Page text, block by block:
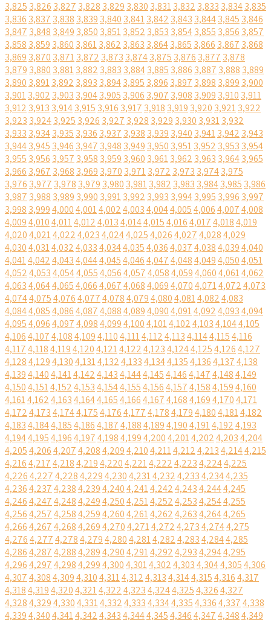
3,825 3,826 3,827 3,828 3,829 3,830 3,8313,832 3,833 3,8343,835
3,836 3,837 3,838 3,839 3,840 3,8413,842 3,843 3,8443,845 3,846
3,847 3,848 3,849 3,850 3,8513,852 3,853 3,8543,855 3,856 3,857
3,858 3,859 3,860 3,8613,862 3,863 3,8643,865 3,866 3,867 3,868
3,869 3,870 3,8713,872 3,873 3,8743,875 3,876 3,877 3,878
3,879 3,880 3,8813,882 3,883 3,8843,885 3,886 3,887 3,888 3,889
3,890 3,8913,892 3,893 3,8943,895 3,896 3,897 3,898 3,899 3,900
3,9013,902 3,903 3,9043,905 3,906 3,907 3,908 3,909 3,910 3,911
3,912 3,913 3,9143,915 3,916 3,917 3,918 3,919 3,920 3,9213,922
3,923 3,9243,925 3,926 3,927 3,928 3,929 3,930 3,9313,932
3,933 3,9343,935 3,936 3,937 3,938 3,939 3,940 3,9413,942 3,943
3,9443,945 3,946 3,947 3,948 3,949 3,950 3,9513,952 3,953 3,954
3,955 3,956 3,957 3,958 3,959 3,960 3,9613,962 3,963 3,9643,965
3,966 3,967 3,968 3,969 3,970 3,9713,972 3,973 3,9743,975
3,976 3,977 3,978 3,979 3,980 3,9813,982 3,983 3,9843,985 3,986
3,987 3,988 3,989 3,990 3,9913,992 3,993 3,9943,995 3,996 3,997
3,998 3,9994,0004,0014,0024,0034,0044,0054,0064,0074,008
4,0094,0104,0114,0124,0134,0144,0154,0164,0174,0184,019
4,0204,0214,0224,0234,0244,0254,0264,0274,0284,029
4,0304,0314,0324,0334,0344,0354,0364,0374,0384,0394,040
4,0414,0424,0434,0444,0454,0464,0474,0484,0494,0504,051
4,0524,0534,0544,0554,0564,0574,0584,0594,0604,0614,062
4,0634,0644,0654,0664,0674,0684,0694,0704,0714,0724,073
4,0744,0754,0764,0774,0784,0794,0804,0814,0824,083
4,0844,0854,0864,0874,0884,0894,0904,0914,0924,0934,094
4,0954,0964,0974,0984,0994,1004,1014,1024,1034,1044,105
4,1064,1074,1084,1094,1104,1114,1124,1134,1144,1154,116
4,1174,1184,1194,1204,1214,1224,1234,1244,1254,1264,127
4,1284,1294,1304,1314,1324,1334,1344,1354,1364,1374,138
4,1394,1404,1414,1424,1434,1444,1454,1464,1474,1484,149
4,1504,1514,1524,1534,1544,1554,1564,1574,1584,1594,160
4,1614,1624,1634,1644,1654,1664,1674,1684,1694,1704,171
4,1724,1734,1744,1754,1764,1774,1784,1794,1804,1814,182
4,1834,1844,1854,1864,1874,1884,1894,1904,1914,1924,193
4,1944,1954,1964,1974,1984,1994,2004,2014,2024,2034,204
4,2054,2064,2074,2084,2094,2104,2114,2124,2134,2144,215
4,2164,2174,2184,2194,2204,2214,2224,2234,2244,225
4,2264,2274,2284,2294,2304,2314,2324,2334,2344,235
4,2364,2374,2384,2394,2404,2414,2424,2434,2444,245
4,2464,2474,2484,2494,2504,2514,2524,2534,2544,255
4,2564,2574,2584,2594,2604,2614,2624,2634,2644,265
4,2664,2674,2684,2694,2704,2714,2724,2734,2744,275
4,2764,2774,2784,2794,2804,2814,2824,2834,2844,285
4,2864,2874,2884,2894,2904,2914,2924,2934,2944,295
4,2964,2974,2984,2994,3004,3014,3024,3034,3044,3054,306
4,3074,3084,3094,3104,3114,3124,3134,3144,3154,3164,317
4,3184,3194,3204,3214,3224,3234,3244,3254,3264,327
4,3284,3294,3304,3314,3324,3334,3344,3354,3364,3374,338
4,3394,3404,3414,3424,3434,3444,3454,3464,3474,3484,349